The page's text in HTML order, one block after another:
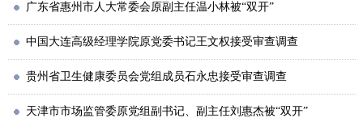
广东省惠州市人大常委会原副主任温小林被“双开”
中国大连高级经理学院原党委书记王文权接受审查调查
贵州省卫生健康委员会党组成员石永忠接受审查调查
天津市市场监管委原党组副书记、副主任刘惠杰被“双开”